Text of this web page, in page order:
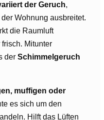
der Geruch,
Wohnung ausbreitet.
die Raumluft
Mitunter
der Schimmelgeruch
muffigen oder
es sich um den
Hilft das Lüften